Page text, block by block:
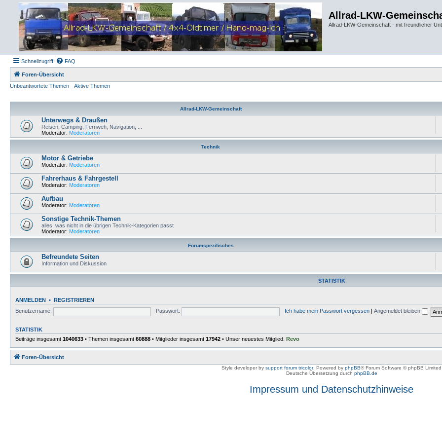
Allrad-LKW-
Allrad-LKW-Gemeinschaft - mit freundlicher
Schnellzugriff FAQ
Foren-Übersicht
Unbeantwortete Themen
Aktive Themen
Allrad-LKW-Gemeinschaft
Unterwegs & Draußen
Reisen, Camping, Fernweh, Navigation, ...
Moderator: Moderatoren
Technik
Motor & Getriebe
Moderator: Moderatoren
Fahrerhaus & Fahrgestell
Moderator: Moderatoren
Aufbau
Moderator: Moderatoren
Sonstige Technik-Themen
alles, was nicht in die übrigen Technik-Kategorien passt
Moderator: Moderatoren
Forumspezifisches
Befreundete Seiten
Information und Diskussion
STATISTIK
ANMELDEN • REGISTRIEREN
Benutzername:
Passwort: Ich habe mein Passwort vergessen Angemeldet bleiben
STATISTIK
Beiträge insgesamt 1040633 • Themen insgesamt 60888 • Mitglieder insgesamt 17942 • Unser neuestes Mitglied: Revo
Foren-Übersicht
Style developer by support forum tricolor, Powered by phpBB® Forum Software © phpBB Limited
Deutsche Übersetzung durch phpBB.de
Impressum und Datenschutzhinweise